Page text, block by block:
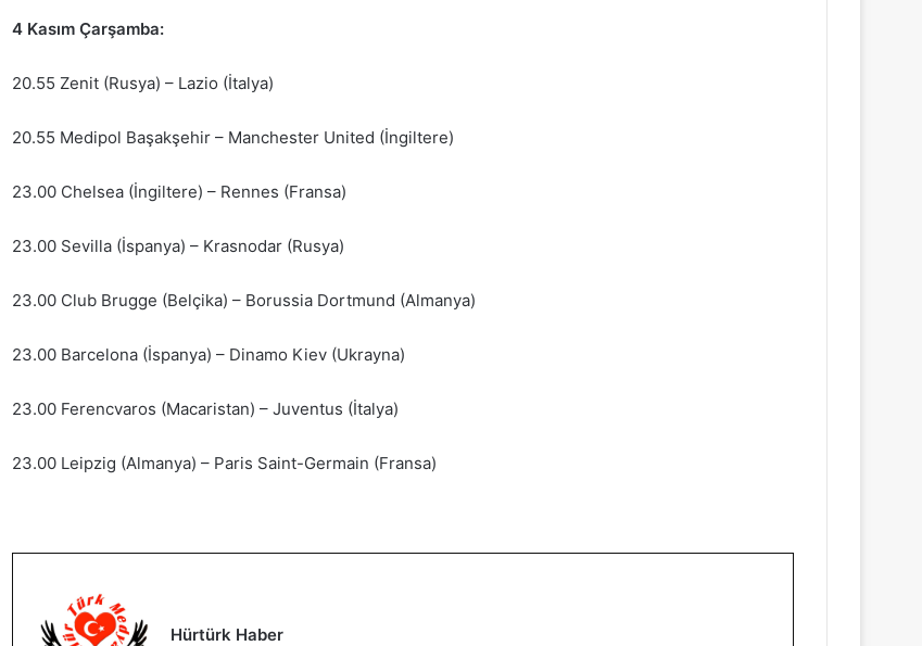
4 Kasım Çarşamba:
20.55 Zenit (Rusya) – Lazio (İtalya)
20.55 Medipol Başakşehir – Manchester United (İngiltere)
23.00 Chelsea (İngiltere) – Rennes (Fransa)
23.00 Sevilla (İspanya) – Krasnodar (Rusya)
23.00 Club Brugge (Belçika) – Borussia Dortmund (Almanya)
23.00 Barcelona (İspanya) – Dinamo Kiev (Ukrayna)
23.00 Ferencvaros (Macaristan) – Juventus (İtalya)
23.00 Leipzig (Almanya) – Paris Saint-Germain (Fransa)
Hürtürk Haber